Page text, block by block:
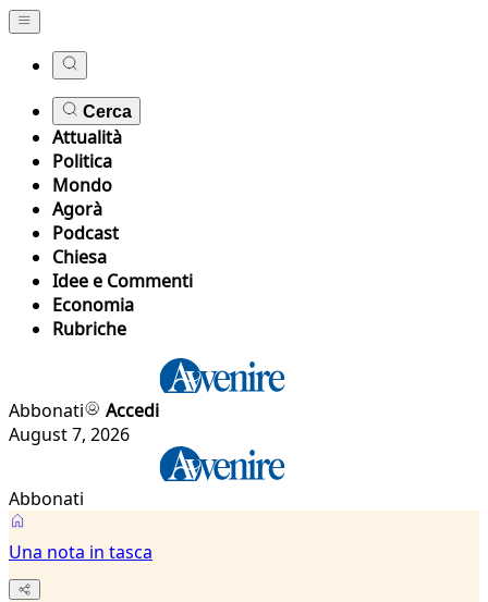
Cerca
Attualità
Politica
Mondo
Agorà
Podcast
Chiesa
Idee e Commenti
Economia
Rubriche
Abbonati
Accedi
August 7, 2026
Abbonati
Una nota in tasca